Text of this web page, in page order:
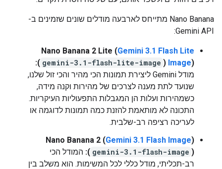
‫Nano Banana מתייחס לארבעה מודלים שונים שזמינים ב-
Gemini API:
Nano Banana 2 Lite (Gemini 3.1 Flash Lite
Image) (
gemini-3.1-flash-lite-image
):
מודל Gemini ליצירת תמונות הכי מהיר והכי זול שלנו,
שנועד לתת מענה לצרכים של מהירות וקנה מידה,
כשמהירות ועלות הן המגבלות התפעוליות העיקריות.
התכונה לא מותאמת להזנת כמה תמונות לדוגמה או
לעריכה רציפה רב-שלבית.
Nano Banana 2 (Gemini 3.1 Flash Image)
(
gemini-3.1-flash-image
): המודל הכי
רב-תכליתי, מודל כללי לכל המשימות. הוא משלב בין